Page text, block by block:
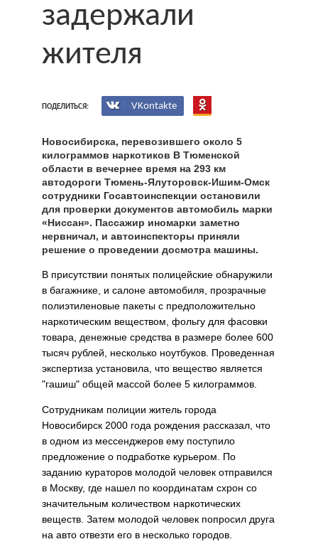
задержали
жителя
ПОДЕЛИТЬСЯ: VKontakte
Новосибирска, перевозившего около 5
килограммов наркотиков В Тюменской
области в вечернее время на 293 км
автодороги Тюмень-Ялуторовск-Ишим-Омск
сотрудники Госавтоинспекции остановили
для проверки документов автомобиль марки
«Ниссан». Пассажир иномарки заметно
нервничал, и автоинспекторы приняли
решение о проведении досмотра машины.
В присутствии понятых полицейские обнаружили
в багажнике, и салоне автомобиля, прозрачные
полиэтиленовые пакеты с предположительно
наркотическим веществом, фольгу для фасовки
товара, денежные средства в размере более 600
тысяч рублей, несколько ноутбуков. Проведенная
экспертиза установила, что вещество является
"гашиш" общей массой более 5 килограммов.
Сотрудникам полиции житель города
Новосибирск 2000 года рождения рассказал, что
в одном из мессенджеров ему поступило
предложение о подработке курьером. По
заданию кураторов молодой человек отправился
в Москву, где нашел по координатам схрон со
значительным количеством наркотических
веществ. Затем молодой человек попросил друга
на авто отвезти его в несколько городов.